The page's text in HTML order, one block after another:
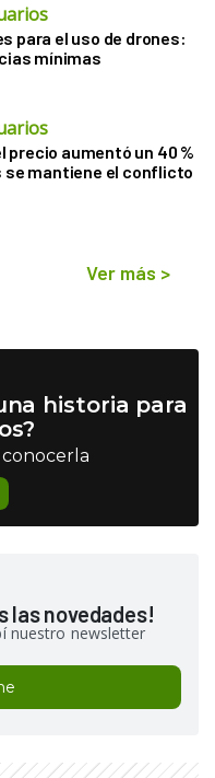
para el uso de drones:
mínimas
precio aumentó un 40 %
se mantiene el conflicto
Ver más >
historia para
las novedades!
nuestro newsletter